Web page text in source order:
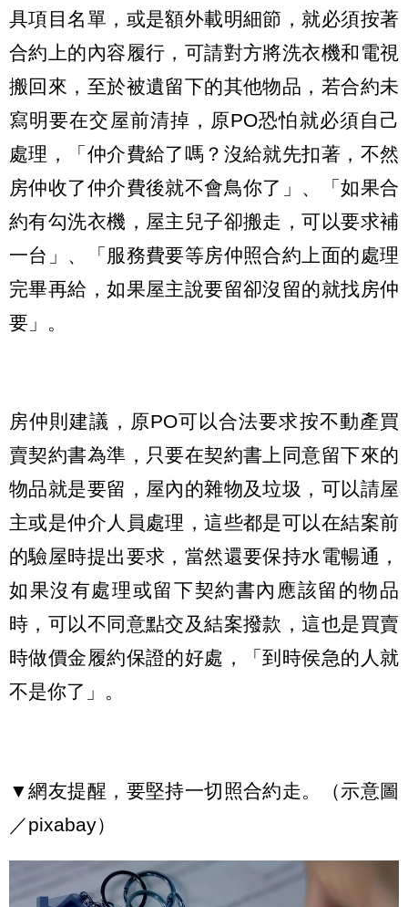
具項目名單，或是額外載明細節，就必須按著
合約上的內容履行，可請對方將洗衣機和電視
搬回來，至於被遺留下的其他物品，若合約未
寫明要在交屋前清掉，原PO恐怕就必須自己
處理，「仲介費給了嗎？沒給就先扣著，不然
房仲收了仲介費後就不會鳥你了」、「如果合
約有勾洗衣機，屋主兒子卻搬走，可以要求補
一台」、「服務費要等房仲照合約上面的處理
完畢再給，如果屋主說要留卻沒留的就找房仲
要」。
房仲則建議，原PO可以合法要求按不動產買
賣契約書為準，只要在契約書上同意留下來的
物品就是要留，屋內的雜物及垃圾，可以請屋
主或是仲介人員處理，這些都是可以在結案前
的驗屋時提出要求，當然還要保持水電暢通，
如果沒有處理或留下契約書內應該留的物品
時，可以不同意點交及結案撥款，這也是買賣
時做價金履約保證的好處，「到時侯急的人就
不是你了」。
▼網友提醒，要堅持一切照合約走。（示意圖
／pixabay）